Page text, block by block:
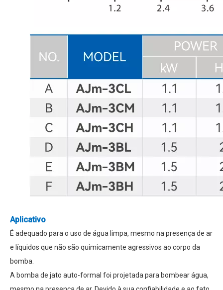
Aplicativo
É adequado para o uso de água limpa, mesmo na presença de ar
e líquidos que não são quimicamente agressivos ao corpo da
bomba.
A bomba de jato auto-formal foi projetada para bombear água,